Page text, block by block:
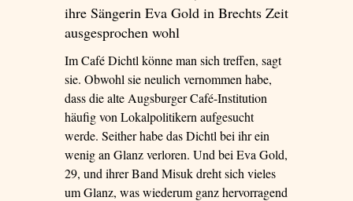
ihre Sängerin Eva Gold in Brechts Zeit
ausgesprochen wohl
Im Café Dichtl könne man sich treffen, sagt
sie. Obwohl sie neulich vernommen habe,
dass die alte Augsburger Café-Institution
häufig von Lokalpolitikern aufgesucht
werde. Seither habe das Dichtl bei ihr ein
wenig an Glanz verloren. Und bei Eva Gold,
29, und ihrer Band Misuk dreht sich vieles
um Glanz, was wiederum ganz hervorragend